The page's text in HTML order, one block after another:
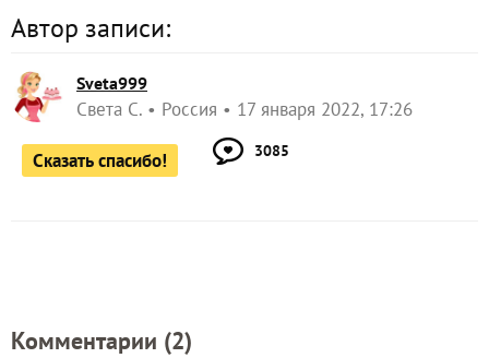
Автор записи:
Sveta999
Света С. Россия 17 января 2022, 17:26
Сказать спасибо! 3085
Комментарии (2)